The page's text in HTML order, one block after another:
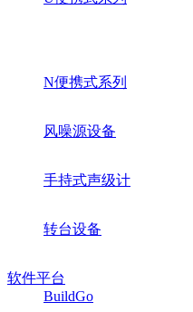
N便携式系列
风噪源设备
手持式声级计
转台设备
软件平台
BuildGo